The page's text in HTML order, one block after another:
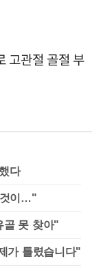
고관절 골절 부
다
것이…"
골 못 찾아"
가 틀렸습니다"